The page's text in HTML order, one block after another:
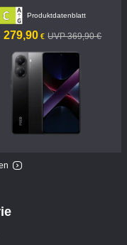
Produktdatenblatt
279,90 €
Price €279.9UVP 369,90 €
369,90 €